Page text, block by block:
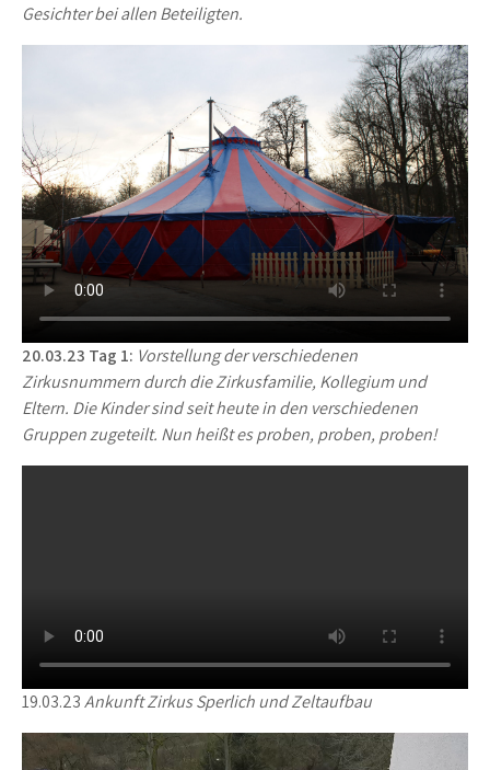
Gesichter bei allen Beteiligten.
20.03.23 Tag 1: Vorstellung der verschiedenen
Zirkusnummern durch die Zirkusfamilie, Kollegium und
Eltern. Die Kinder sind seit heute in den verschiedenen
Gruppen zugeteilt. Nun heißt es proben, proben, proben!
19.03.23Ankunft Zirkus Sperlich undZeltaufbau